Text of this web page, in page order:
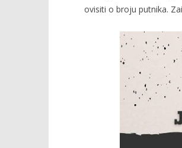
TRENUTNO
Idemo u HNK Osijek na
komediju “Čaruga”
ovisiti o broju putnika.